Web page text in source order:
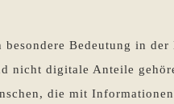
besondere Bedeutung in
nicht digitale Anteile
die mit